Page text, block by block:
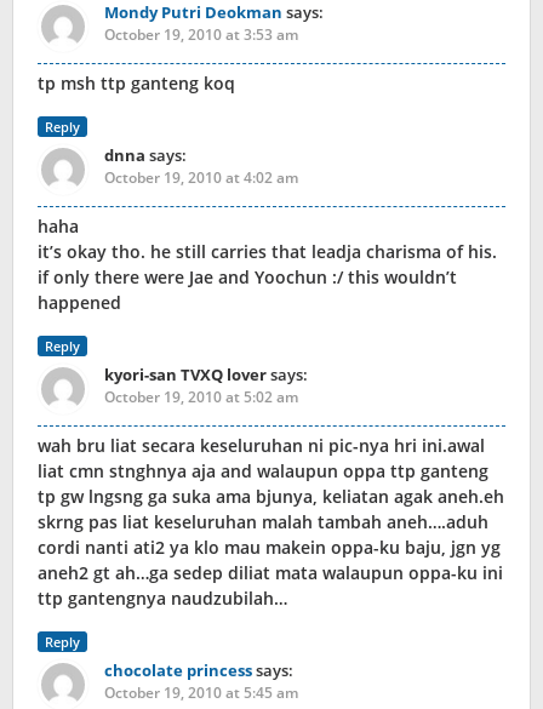
Mondy Putri Deokman says:
October 19, 2010 at 3:53 am
tp msh ttp ganteng koq
Reply
dnna says:
October 19, 2010 at 4:02 am
haha
it’s okay tho. he still carries that leadja charisma of his.
if only there were Jae and Yoochun :/ this wouldn’t
happened
Reply
kyori-san TVXQ loversays:
October 19, 2010 at 5:02 am
wah bru liat secara keseluruhan ni pic-nya hri ini.awal
liat cmn stnghnya aja and walaupun oppa ttp ganteng
tp gw lngsng ga suka ama bjunya, keliatan agak aneh.eh
skrng pas liat keseluruhan malah tambah aneh….aduh
cordi nanti ati2 ya klo mau makein oppa-ku baju, jgn yg
aneh2 gt ah…ga sedep diliat mata walaupun oppa-ku ini
ttp gantengnya naudzubilah…
Reply
chocolate princesssays:
October 19, 2010 at 5:45 am